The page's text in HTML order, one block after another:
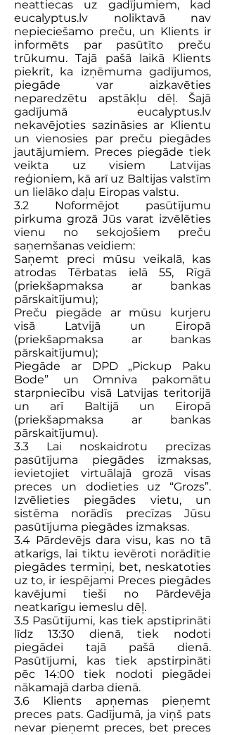
neattiecas uz gadījumiem, kad
eucalyptus.lv noliktavā nav
nepieciešamo preču, un Klients ir
informēts par pasūtīto preču
trūkumu. Tajā pašā laikā Klients
piekrīt, ka izņēmuma gadījumos,
piegāde var aizkavēties
neparedzētu apstākļu dēļ. Šajā
gadījumā eucalyptus.lv
nekavējoties sazināsies ar Klientu
un vienosies par preču piegādes
jautājumiem. Preces piegāde tiek
veikta uz visiem Latvijas
reģioniem, kā arī uz Baltijas valstīm
un lielāko daļu Eiropas valstu.
3.2 Noformējot pasūtījumu
pirkuma grozā Jūs varat izvēlēties
vienu no sekojošiem preču
saņemšanas veidiem:
Saņemt preci mūsu veikalā, kas
atrodas Tērbatas ielā 55, Rīgā
(priekšapmaksa ar bankas
pārskaitījumu);
Preču piegāde ar mūsu kurjeru
visā Latvijā un Eiropā
(priekšapmaksa ar bankas
pārskaitījumu);
Piegāde ar DPD „Pickup Paku
Bode” un Omniva pakomātu
starpniecību visā Latvijas teritorijā
un arī Baltijā un Eiropā
(priekšapmaksa ar bankas
pārskaitījumu).
3.3 Lai noskaidrotu precīzas
pasūtījuma piegādes izmaksas,
ievietojiet virtuālajā grozā visas
preces un dodieties uz “Grozs”.
Izvēlieties piegādes vietu, un
sistēma norādīs precīzas Jūsu
pasūtījuma piegādes izmaksas.
3.4 Pārdevējs dara visu, kas no tā
atkarīgs, lai tiktu ievēroti norādītie
piegādes termiņi, bet, neskatoties
uz to, ir iespējami Preces piegādes
kavējumi tieši no Pārdevēja
neatkarīgu iemeslu dēļ.
3.5 Pasūtījumi, kas tiek apstiprināti
līdz 13:30 dienā, tiek nodoti
piegādei tajā pašā dienā.
Pasūtījumi, kas tiek apstirpināti
pēc 14:00 tiek nodoti piegādei
nākamajā darba dienā.
3.6 Klients apņemas pieņemt
preces pats. Gadījumā, ja viņš pats
nevar pieņemt preces, bet preces